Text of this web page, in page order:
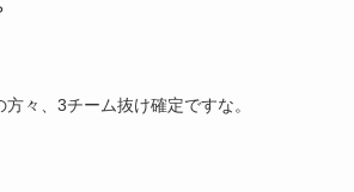
々、3チーム抜け確定ですな。